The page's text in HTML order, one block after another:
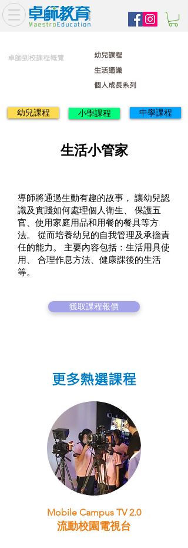
卓師到校課程概覽
生活通識
個人成長系列
幼兒課程
幼兒課程 小學課程 中學課程
導師將通過生動有趣的故事， 讓幼兒認
識及實踐如何處理個人衛生、 保護五
官、使用家庭用品和用餐的餐具等方
法。 從而培養幼兒的自我管理及承擔責
任的能力。 主要內容包括：生活用具使
用、 合理作息方法、健康課後的生活
等。
獲取課程報價
生活小管家
更多熱選課程
Mobile Campus TV 2.0
流動校園電視台